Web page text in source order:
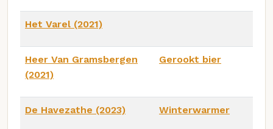
Het Varel (2021)
Heer Van Gramsbergen
(2021)
Gerookt bier
De Havezathe (2023) Winterwarmer